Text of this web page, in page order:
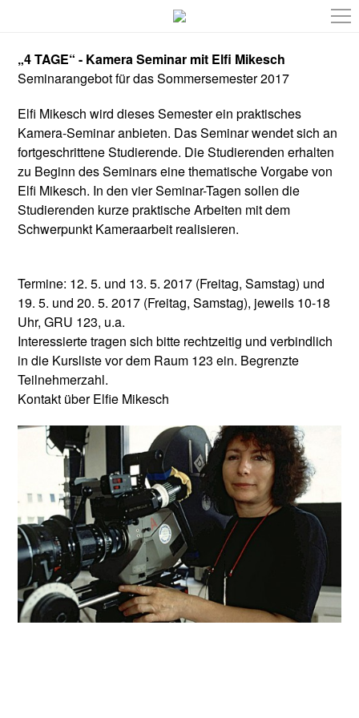
„4 TAGE“ - Kamera Seminar mit Elfi Mikesch
Seminarangebot für das Sommersemester 2017
Elfi Mikesch wird dieses Semester ein praktisches
Kamera-Seminar anbieten. Das Seminar wendet sich an
fortgeschrittene Studierende. Die Studierenden erhalten
zu Beginn des Seminars eine thematische Vorgabe von
Elfi Mikesch. In den vier Seminar-Tagen sollen die
Studierenden kurze praktische Arbeiten mit dem
Schwerpunkt Kameraarbeit realisieren.
Termine: 12. 5. und 13. 5. 2017 (Freitag, Samstag) und
19. 5. und 20. 5. 2017 (Freitag, Samstag), jeweils 10-18
Uhr, GRU 123, u.a.
Interessierte tragen sich bitte rechtzeitig und verbindlich
in die Kursliste vor dem Raum 123 ein. Begrenzte
Teilnehmerzahl.
Kontakt über Elfie Mikesch